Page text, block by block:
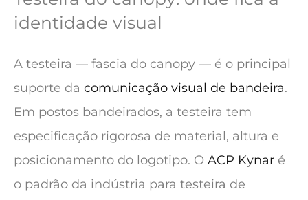
identidade visual
A testeira — fascia do canopy — é o principal
suporte da comunicação visual de bandeira.
Em postos bandeirados, a testeira tem
especificação rigorosa de material, altura e
posicionamento do logotipo. O ACP Kynar é
o padrão da indústria para testeira de